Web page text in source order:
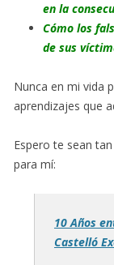
en la
Cómo los
de sus
Nunca en mi vida
aprendizajes que
Espero te sean
para mí:
10 Años
Castelló